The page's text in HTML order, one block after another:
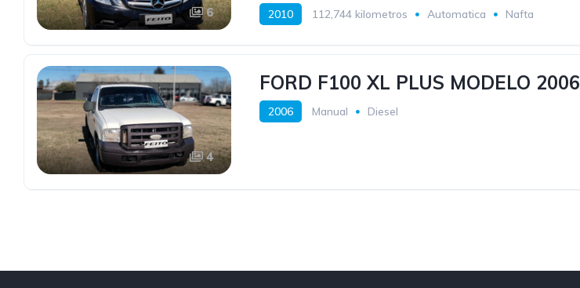
6 2010 112,744 kilometros Automatica Nafta
4
FORD F100 XL PLUS MODELO 2006
2006 Manual Diesel